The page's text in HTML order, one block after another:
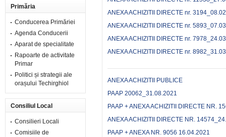
Primăria
Conducerea Primăriei
Agenda Conducerii
Aparat de specialitate
Rapoarte de activitate
Primar
Politici și strategii ale
orașului Techirghiol
Consiliul Local
Consilieri Locali
Comisiile de
ANEXA ACHIZITII DIRECTE nr.
ANEXA ACHIZITII DIRECTE nr.
ANEXA ACHIZITII DIRECTE nr.
ANEXA ACHIZITII DIRECTE nr.
ANEXA ACHIZITII PUBLICE
PAAP 20062_31.08.2021
PAAP + ANEXA ACHIZITII DIRECTE NR.
ANEXA ACHIZITII DIRECTE NR.
PAAP + ANEXA NR. 9056 16.04.2021